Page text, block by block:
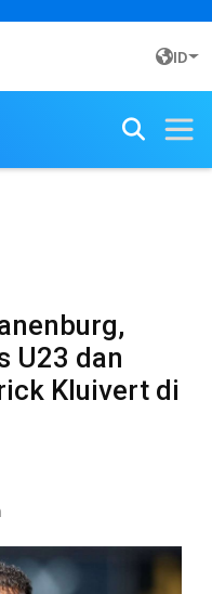
ID
U23 dan
Kluivert di